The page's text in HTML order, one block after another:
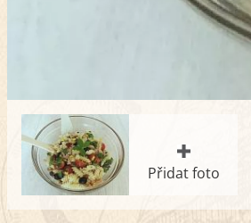
Přidat foto